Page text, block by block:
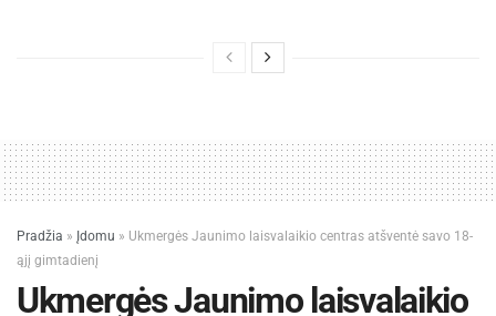
Pradžia » Įdomu » Ukmergės Jaunimo laisvalaikio centras atšventė savo 18-
ąjį gimtadienį
Ukmergės Jaunimo laisvalaikio